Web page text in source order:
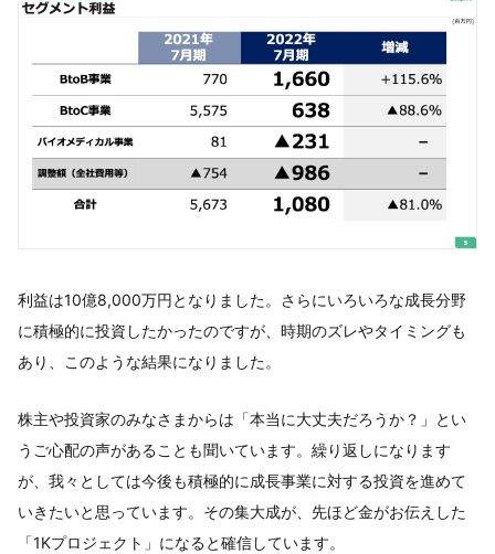
利益は10億8,000万円となりました。さらにいろいろな成長分野
に積極的に投資したかったのですが、時期のズレやタイミングも
あり、このような結果になりました。
株主や投資家のみなさまからは「本当に大丈夫だろうか？」とい
うご心配の声があることも聞いています。繰り返しになります
が、我々としては今後も積極的に成長事業に対する投資を進めて
いきたいと思っています。その集大成が、先ほど金がお伝えした
「1Kプロジェクト」になると確信しています。